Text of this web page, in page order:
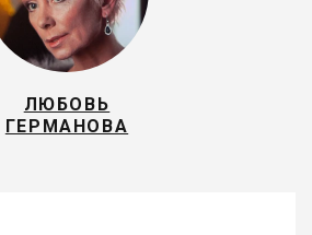
ЛЮБОВЬ
ГЕРМАНОВА